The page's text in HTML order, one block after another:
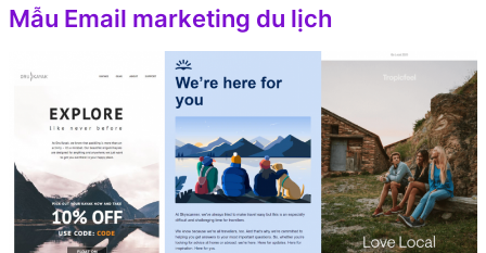
Mẫu Email marketing du lịch